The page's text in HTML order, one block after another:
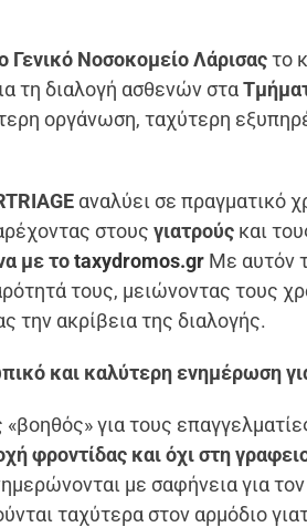
Γενικό Νοσοκομείο Λάρισαςτο
τη διαλογή ασθενών στα
οργάνωση, ταχύτερη
αναλύει σε πραγματικό
στους γιατρούς και
με τοtaxydromos.gr Με αυτόν
τους, μειώνοντας τους
την ακρίβεια της διαλογής.
και καλύτερη ενημέρωση
για τους
φροντίδας και όχι στη
με σαφήνεια για
ταχύτερα στον αρμόδιο